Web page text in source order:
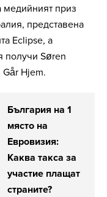
медийният приз
представена
Eclipse, а
получи Søren
Hjem.
България на 1
място на
Евровизия:
Каква такса за
участие плащат
страните?